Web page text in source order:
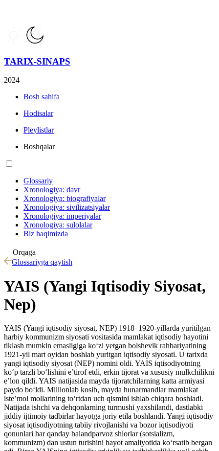
TARIX-SINAPS
2024
Bosh sahifa
Hodisalar
Pleylistlar
Boshqalar
Glossariy
Xronologiya: davr
Xronologiya: biografiyalar
Xronologiya: sivilizatsiyalar
Xronologiya: imperiyalar
Xronologiya: sulolalar
Biz haqimizda
Orqaga
Glossariyga qaytish
YAIS (Yangi Iqtisodiy Siyosat,
Nep)
YAIS (Yangi iqtisodiy siyosat, NEP) 1918–1920-yillarda yuritilgan
harbiy kommunizm siyosati vositasida mamlakat iqtisodiy hayotini
tiklash mumkin emasligiga koʻzi yetgan bolshevik rahbariyatining
1921-yil mart oyidan boshlab yuritgan iqtisodiy siyosati. U tarixda
yangi iqtisodiy siyosat (NEP) nomini oldi. YAIS iqtisodiyotning
koʻp tarzli boʻlishini eʼtirof etdi, erkin tijorat va xususiy mulkchilikni
eʼlon qildi. YAIS natijasida mayda tijoratchilarning katta armiyasi
paydo boʻldi. Millionlab kosib, mayda hunarmandlar mamlakat
isteʼmol mollarining toʻrtdan uch qismini ishlab chiqara boshladi.
Natijada ishchi va dehqonlarning turmushi yaxshilandi, dastlabki
jiddiy ijtimoiy tadbirlar hayotga joriy etila boshlandi. Yangi iqtisodiy
siyosat iqtisodiyotning tabiiy rivojlanishi va bozor iqtisodiyoti
qonunlari har qanday balandparvoz shiorlar (sotsializm,
kommunizm) dan ustun turishini hayot amaliyotida koʻrsatib bergan